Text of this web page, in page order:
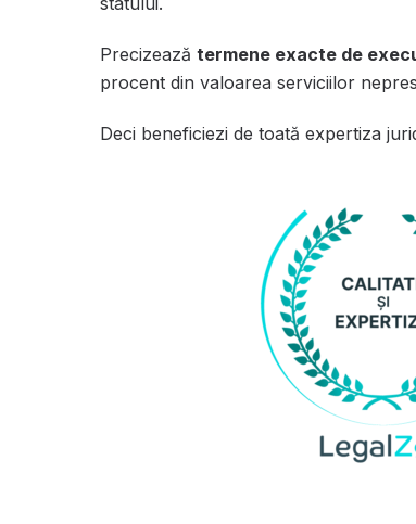
Precizează termene exacte de
procent din valoarea serviciilor
Deci beneficiezi de toată expertiza